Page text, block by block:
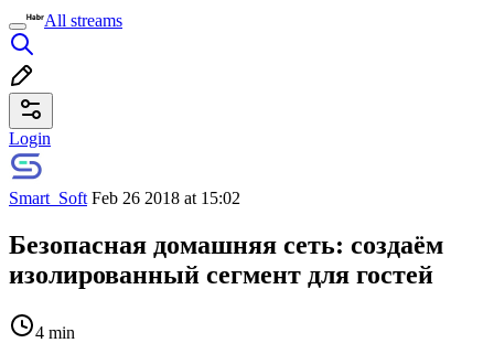
All streams
Login
Smart_Soft Feb 26 2018 at 15:02
Безопасная домашняя сеть: создаём
изолированный сегмент для гостей
4 min